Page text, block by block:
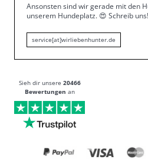
Ansonsten sind wir gerade mit den
unserem Hundeplatz. 😍 Schreib uns!
service[at]wirliebenhunter.de
Sieh dir unsere 20466
Bewertungen an